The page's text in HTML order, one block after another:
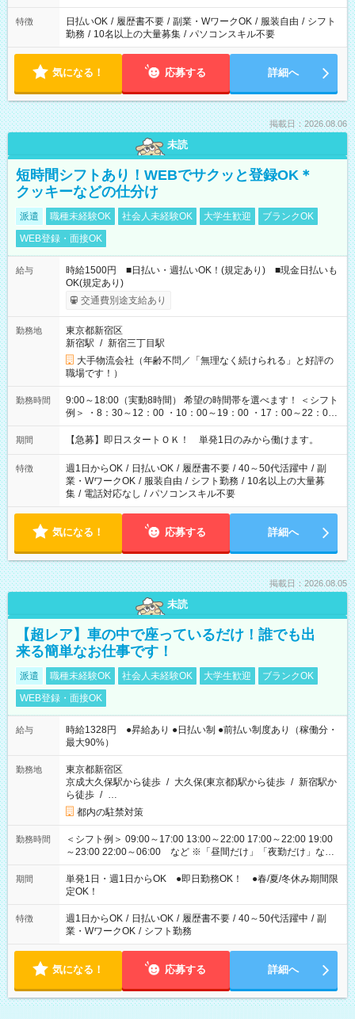
特徴 日払いOK / 履歴書不要 / 副業・WワークOK / 服装自由 / シフト
勤務 / 10名以上の大量募集 / パソコンスキル不要
気になる！ 応募する 詳細へ
掲載日：2026.08.06
未読
短時間シフトあり！WEBでサクッと登録OK＊
クッキーなどの仕分け
派遣 職種未経験OK 社会人未経験OK 大学生歓迎
ブランクOK
WEB登録・面接OK
給与
時給1500円 ■日払い・週払いOK！(規定あり) ■現金日払いも
OK(規定あり)
交通費別途支給あり
勤務地
東京都新宿区
新宿駅 / 新宿三丁目駅
大手物流会社（年齢不問／「無理なく続けられる」と好評の
職場です！）
勤務時間
9:00～18:00（実動8時間） 希望の時間帯を選べます！ ＜シフト
例＞ ・8：30～12：00 ・10：00～19：00 ・17：00～22：00
・13：00～22：00 ・22：00～翌6：00 など
期間 【急募】即日スタートＯＫ！ 単発1日のみから働けます。
特徴 週1日からOK / 日払いOK / 履歴書不要 / 40～50代活躍中 / 副
業・WワークOK / 服装自由 / シフト勤務 / 10名以上の大量募
集 / 電話対応なし / パソコンスキル不要
気になる！ 応募する 詳細へ
掲載日：2026.08.05
未読
【超レア】車の中で座っているだけ！誰でも出
来る簡単なお仕事です！
派遣 職種未経験OK 社会人未経験OK 大学生歓迎
ブランクOK
WEB登録・面接OK
給与
時給1328円 ●昇給あり ●日払い制 ●前払い制度あり（稼働分・
最大90%）
勤務地
東京都新宿区
京成大久保駅から徒歩 / 大久保(東京都)駅から徒歩 / 新宿駅か
ら徒歩 / …
都内の駐禁対策
勤務時間
＜シフト例＞ 09:00～17:00 13:00～22:00 17:00～22:00 19:00
～23:00 22:00～06:00 など ※「昼間だけ」「夜勤だけ」など
の希望OK
期間
単発1日・週1日からOK ●即日勤務OK！ ●春/夏/冬休み期間限
定OK！
特徴 週1日からOK / 日払いOK / 履歴書不要 / 40～50代活躍中 / 副
業・WワークOK / シフト勤務
気になる！ 応募する 詳細へ